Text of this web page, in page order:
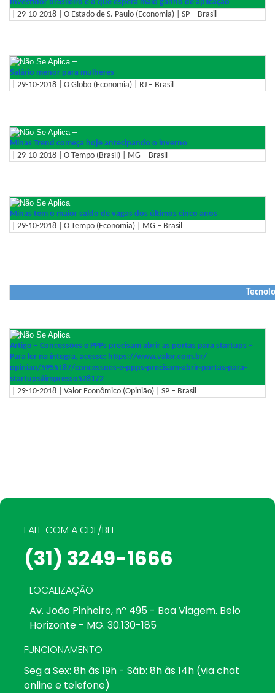
Investidor brasileiro é o que espera maio ganho de aplicação
| 29-10-2018 | O Estado de S. Paulo (Economia) | SP – Brasil
–
Salário menor para mulheres
| 29-10-2018 | O Globo (Economia) | RJ – Brasil
–
Minas Trend começa hoje antecipando o inverno
| 29-10-2018 | O Tempo (Brasil) | MG – Brasil
–
Minas tem o maior saldo de vagas dos últimos cinco anos
| 29-10-2018 | O Tempo (Economia) | MG – Brasil
–
Artigo – Con­ces­sões e PPPs pre­ci­sam abrir as por­tas pa­ra star­tups –
Para ler na íntegra, acesse: https://www.valor.com.br/
opiniao/5955187/concessoes-e-ppps-precisam-abrir-portas-para-
startups#impresso528172
| 29-10-2018 | Valor Econômico (Opinião) | SP – Brasil
FALE COM A CDL/BH
(31) 3249-1666
LOCALIZAÇÃO
Av. João Pinheiro, nº 495 - Boa Viagem. Belo
Horizonte - MG. 30.130-185
FUNCIONAMENTO
Seg a Sex: 8h às 19h - Sáb: 8h às 14h (via chat
online e telefone)